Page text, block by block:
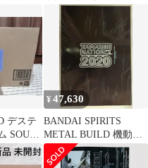
ィニー ガンダム2体セ
ット
デステ
SOUL
¥47,630
BANDAI SPIRITS
METAL BUILD 機動戦
士ガンダムSEED
DESTINY デスティニー